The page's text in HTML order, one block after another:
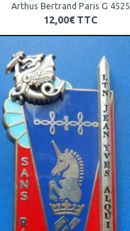
Arthus Bertrand Paris G 4525
12,00€ TTC